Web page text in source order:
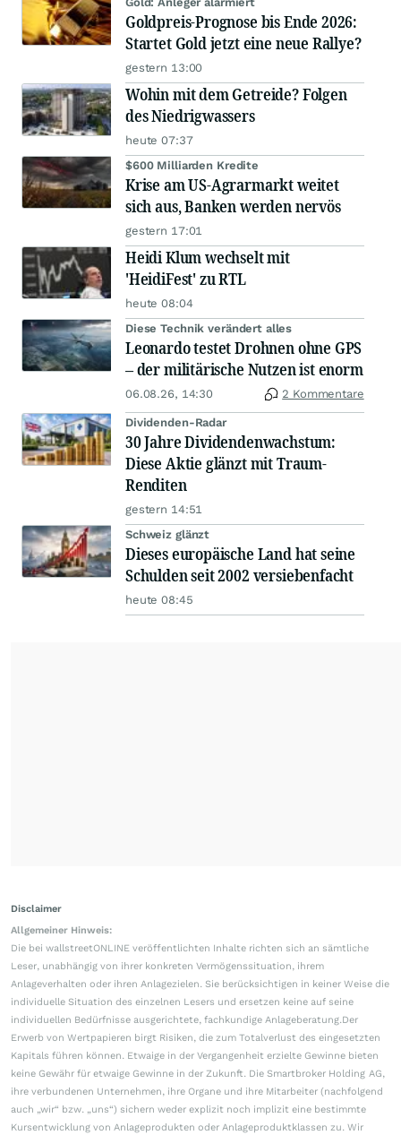
Goldpreis-Prognose bis Ende 2026:
Startet Gold jetzt eine neue Rallye?
gestern 13:00
Wohin mit dem Getreide? Folgen
des Niedrigwassers
heute 07:37
$600 Milliarden Kredite
Krise am US-Agrarmarkt weitet
sich aus, Banken werden nervös
gestern 17:01
Heidi Klum wechselt mit
'HeidiFest' zu RTL
heute 08:04
Diese Technik verändert alles
Leonardo testet Drohnen ohne GPS
– der militärische Nutzen ist enorm
06.08.26, 14:30 2 Kommentare
Dividenden-Radar
30 Jahre Dividendenwachstum:
Diese Aktie glänzt mit Traum-
Renditen
gestern 14:51
Schweiz glänzt
Dieses europäische Land hat seine
Schulden seit 2002 versiebenfacht
heute 08:45
Disclaimer
Allgemeiner Hinweis:
Die bei wallstreetONLINE veröffentlichten Inhalte richten sich an sämtliche
Leser, unabhängig von ihrer konkreten Vermögenssituation, ihrem
Anlageverhalten oder ihren Anlagezielen. Sie berücksichtigen in keiner Weise die
individuelle Situation des einzelnen Lesers und ersetzen keine auf seine
individuellen Bedürfnisse ausgerichtete, fachkundige Anlageberatung.Der
Erwerb von Wertpapieren birgt Risiken, die zum Totalverlust des eingesetzten
Kapitals führen können. Etwaige in der Vergangenheit erzielte Gewinne bieten
keine Gewähr für etwaige Gewinne in der Zukunft. Die Smartbroker Holding AG,
ihre verbundenen Unternehmen, ihre Organe und ihre Mitarbeiter (nachfolgend
auch „wir“ bzw. „uns“) sichern weder explizit noch implizit eine bestimmte
Kursentwicklung von Anlageprodukten oder Anlageproduktklassen zu. Wir